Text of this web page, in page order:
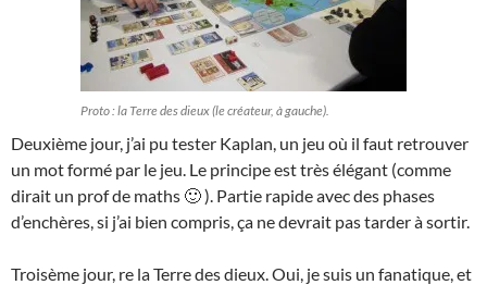
Proto : la Terre des dieux (le créateur, à gauche).
Deuxième jour, j’ai pu tester Kaplan, un jeu où il faut retrouver
un mot formé par le jeu. Le principe est très élégant (comme
dirait un prof de maths 🙂 ). Partie rapide avec des phases
d’enchères, si j’ai bien compris, ça ne devrait pas tarder à sortir.
Troisème jour, re la Terre des dieux. Oui, je suis un fanatique, et